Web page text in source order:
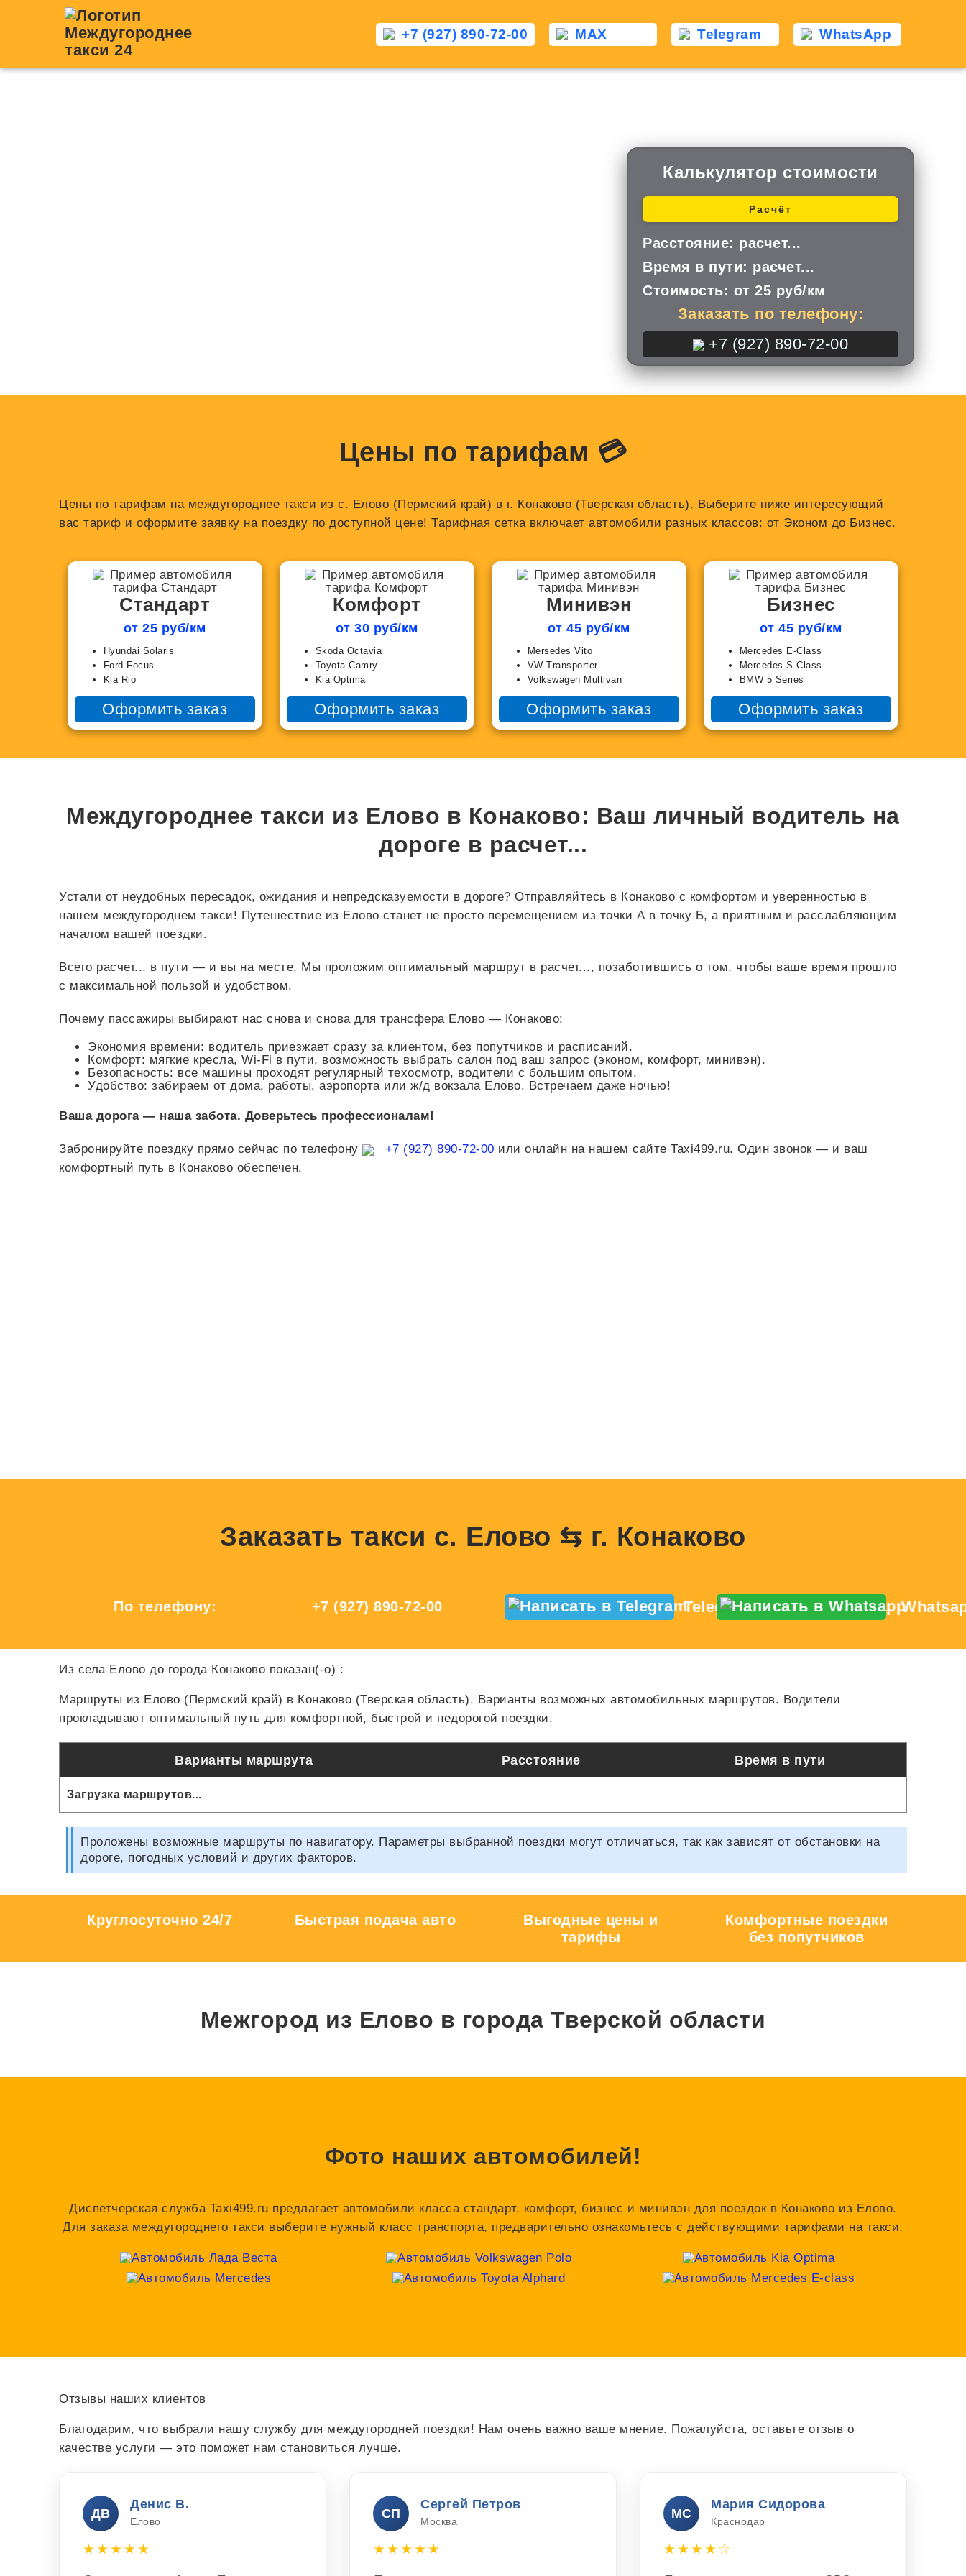
+7 (927) 890-72-00 MAX Telegram WhatsApp
Калькулятор стоимости
Расчёт
Расстояние: расчет...
Время в пути: расчет...
Стоимость: от 25 руб/км
Заказать по телефону:
+7 (927) 890-72-00
Цены по тарифам 💳
Цены по тарифам на междугороднее такси из с. Елово (Пермский край) в г. Конаково (Тверская область). Выберите ниже интересующий
вас тариф и оформите заявку на поездку по доступной цене! Тарифная сетка включает автомобили разных классов: от Эконом до Бизнес.
Стандарт
от 25 руб/км
Hyundai Solaris
Ford Focus
Kia Rio
Оформить заказ
Комфорт
от 30 руб/км
Skoda Octavia
Toyota Camry
Kia Optima
Оформить заказ
Минивэн
от 45 руб/км
Mersedes Vito
VW Transporter
Volkswagen Multivan
Оформить заказ
Бизнес
от 45 руб/км
Mercedes E-Class
Mercedes S-Class
BMW 5 Series
Оформить заказ
Междугороднее такси из Елово в Конаково: Ваш личный водитель на
дороге в расчет...
Устали от неудобных пересадок, ожидания и непредсказуемости в дороге? Отправляйтесь в Конаково с комфортом и уверенностью в
нашем междугороднем такси! Путешествие из Елово станет не просто перемещением из точки А в точку Б, а приятным и расслабляющим
началом вашей поездки.
Всего расчет... в пути — и вы на месте. Мы проложим оптимальный маршрут в расчет..., позаботившись о том, чтобы ваше время прошло
с максимальной пользой и удобством.
Почему пассажиры выбирают нас снова и снова для трансфера Елово — Конаково:
Экономия времени: водитель приезжает сразу за клиентом, без попутчиков и расписаний.
Комфорт: мягкие кресла, Wi-Fi в пути, возможность выбрать салон под ваш запрос (эконом, комфорт, минивэн).
Безопасность: все машины проходят регулярный техосмотр, водители с большим опытом.
Удобство: забираем от дома, работы, аэропорта или ж/д вокзала Елово. Встречаем даже ночью!
Ваша дорога — наша забота. Доверьтесь профессионалам!
Забронируйте поездку прямо сейчас по телефону +7 (927) 890-72-00 или онлайн на нашем сайте Taxi499.ru. Один звонок — и ваш
комфортный путь в Конаково обеспечен.
Заказать такси с. Елово ⇆ г. Конаково
По телефону: +7 (927) 890-72-00 Telegram
Из села Елово до города Конаково показан(-о) :
Маршруты из Елово (Пермский край) в Конаково (Тверская область). Варианты возможных автомобильных маршрутов. Водители
прокладывают оптимальный путь для комфортной, быстрой и недорогой поездки.
Варианты маршрута Расстояние Время в пути
Загрузка маршрутов...
Проложены возможные маршруты по навигатору. Параметры выбранной поездки могут отличаться, так как зависят от обстановки на
дороге, погодных условий и других факторов.
Круглосуточно 24/7 Быстрая подача авто
Выгодные цены и
тарифы
Комфортные поездки
без попутчиков
Межгород из Елово в города Тверской области
Фото наших автомобилей!
Диспетчерская служба Taxi499.ru предлагает автомобили класса стандарт, комфорт, бизнес и минивэн для поездок в Конаково из Елово.
Для заказа междугороднего такси выберите нужный класс транспорта, предварительно ознакомьтесь с действующими тарифами на такси.
Отзывы наших клиентов
Благодарим, что выбрали нашу службу для междугородней поездки! Нам очень важно ваше мнение. Пожалуйста, оставьте отзыв о
качестве услуги — это поможет нам становиться лучше.
ДВ
Денис В.
Елово
★★★★★
СП
Сергей Петров
Москва
★★★★★
МС
Мария Сидорова
Краснодар
★★★★☆